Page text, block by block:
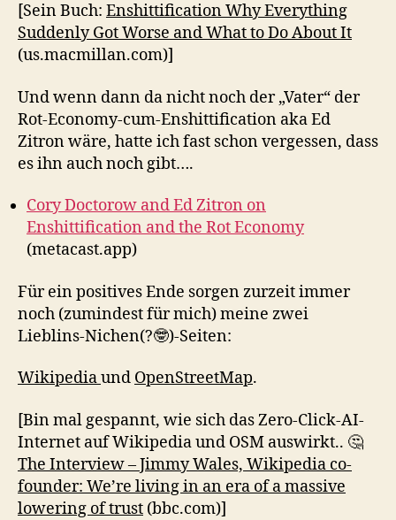
[Sein Buch: Enshittification Why Everything
Suddenly Got Worse and What to Do About It
(us.macmillan.com)]
Und wenn dann da nicht noch der „Vater“ der
Rot-Economy-cum-Enshittification aka Ed
Zitron wäre, hatte ich fast schon vergessen, dass
es ihn auch noch gibt….
Cory Doctorow and Ed Zitron on
Enshittification and the Rot Economy
(metacast.app)
Für ein positives Ende sorgen zurzeit immer
noch (zumindest für mich) meine zwei
Lieblins-Nichen(?🤓)-Seiten:
Wikipediaund OpenStreetMap.
[Bin mal gespannt, wie sich das Zero-Click-AI-
Internet auf Wikipedia und OSM auswirkt.. 🤔
The Interview – Jimmy Wales, Wikipedia co-
founder: We’re living in an era of a massive
lowering of trust (bbc.com)]